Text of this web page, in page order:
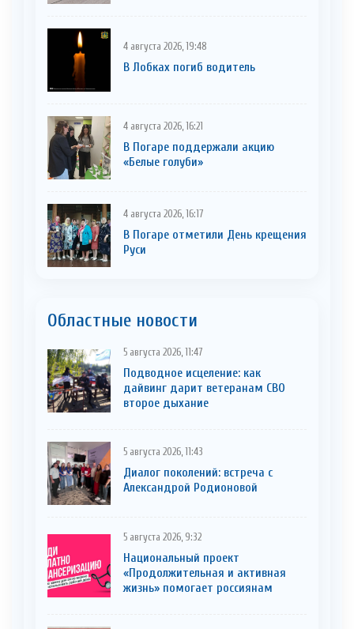
4 августа 2026, 19:48
В Лобках погиб водитель
4 августа 2026, 16:21
В Погаре поддержали акцию
«Белые голуби»
4 августа 2026, 16:17
В Погаре отметили День крещения
Руси
Областные новости
5 августа 2026, 11:47
Подводное исцеление: как
дайвинг дарит ветеранам СВО
второе дыхание
5 августа 2026, 11:43
Диалог поколений: встреча с
Александрой Родионовой
5 августа 2026, 9:32
Национальный проект
«Продолжительная и активная
жизнь» помогает россиянам